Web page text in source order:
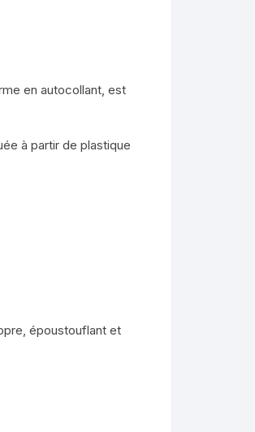
en autocollant, est
à partir de plastique
époustouflant et